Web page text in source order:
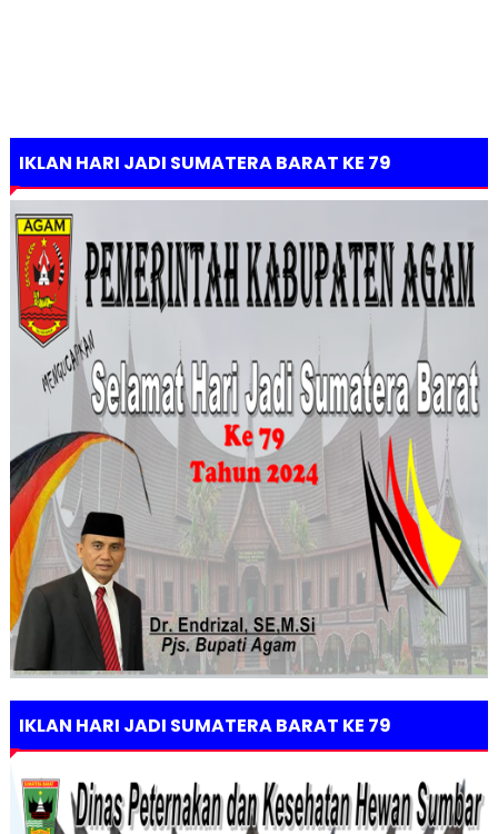
IKLAN HARI JADI SUMATERA BARAT KE 79
IKLAN HARI JADI SUMATERA BARAT KE 79